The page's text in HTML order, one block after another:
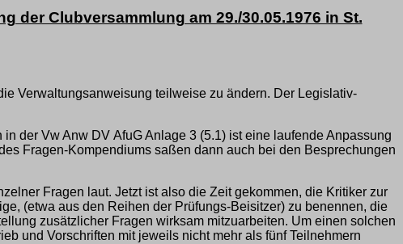
der Clubversammlung am 29./30.05.1976 in St.
Verwaltungsanweisung teilweise zu ändern. Der Legislativ-
der Vw Anw DV AfuG Anlage 3 (5.1) ist eine laufende Anpassung
Fragen-Kompendiums saßen dann auch bei den Besprechungen
Fragen laut. Jetzt ist also die Zeit gekommen, die Kritiker zur
(etwa aus den Reihen der Prüfungs-Beisitzer) zu benennen, die
zusätzlicher Fragen wirksam mitzuarbeiten. Um einen solchen
und Vorschriften mit jeweils nicht mehr als fünf Teilnehmern